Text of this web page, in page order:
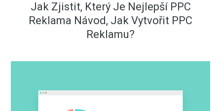
Jak Zjistit, Který Je Nejlepší PPC
Reklama Návod, Jak Vytvořit PPC
Reklamu?